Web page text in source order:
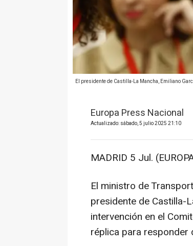
El presidente de Castilla-La Mancha, Emiliano
Europa Press Nacional
Actualizado: sábado, 5 julio 2025 21:10
MADRID 5 Jul.
El ministro de
presidente de Castilla-
intervención en el
réplica para responder